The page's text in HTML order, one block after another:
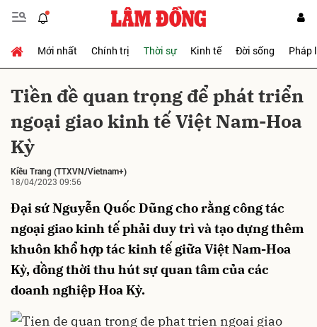
Mới nhất Chính trị Thời sự Kinh tế Đời sống Pháp
Tiền đề quan trọng để phát triển
ngoại giao kinh tế Việt Nam-Hoa
Kỳ
Kiều Trang(TTXVN/Vietnam+)
18/04/2023 09:56
Đại sứ Nguyễn Quốc Dũng cho rằng công tác
ngoại giao kinh tế phải duy trì và tạo dựng thêm
khuôn khổ hợp tác kinh tế giữa Việt Nam-Hoa
Kỳ, đồng thời thu hút sự quan tâm của các
doanh nghiệp Hoa Kỳ.
Gửi bình luận
Hủy Gửi